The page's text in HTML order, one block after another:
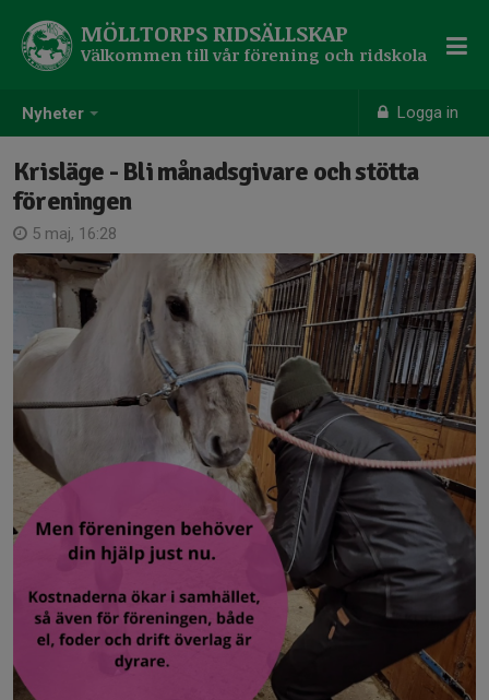
Nyheter Logga in
MÖLLTORPS RIDSÄLLSKAP
Välkommen till vår förening och ridskola
Krisläge - Bli månadsgivare och stötta
föreningen
5 maj, 16:28